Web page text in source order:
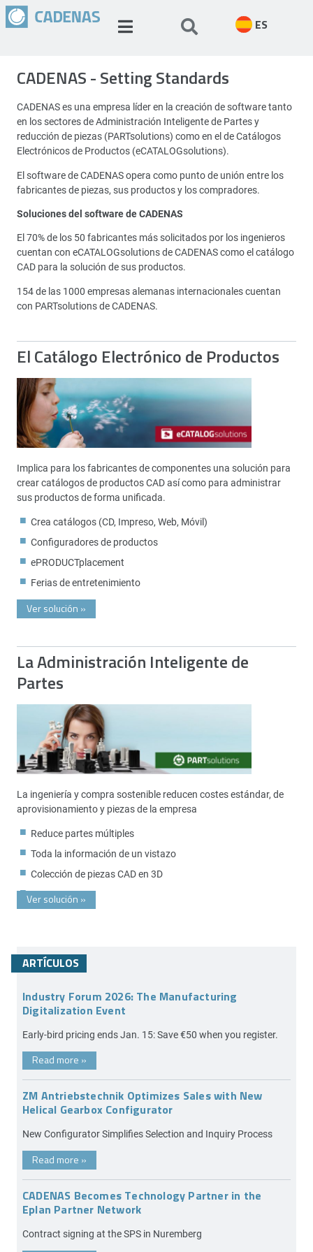
ES
CADENAS - Setting Standards
CADENAS es una empresa líder en la creación de software tanto
en los sectores de Administración Inteligente de Partes y
reducción de piezas (PARTsolutions) como en el de Catálogos
Electrónicos de Productos (eCATALOGsolutions).
El software de CADENAS opera como punto de unión entre los
fabricantes de piezas, sus productos y los compradores.
Soluciones del software de CADENAS
El 70% de los 50 fabricantes más solicitados por los ingenieros
cuentan con eCATALOGsolutions de CADENAS como el catálogo
CAD para la solución de sus productos.
154 de las 1000 empresas alemanas internacionales cuentan
con PARTsolutions de CADENAS.
El Catálogo Electrónico de Productos
Implica para los fabricantes de componentes una solución para
crear catálogos de productos CAD así como para administrar
sus productos de forma unificada.
Crea catálogos (CD, Impreso, Web, Móvil)
Configuradores de productos
ePRODUCTplacement
Ferias de entretenimiento
Ver solución »
La Administración Inteligente de
Partes
La ingeniería y compra sostenible reducen costes estándar, de
aprovisionamiento y piezas de la empresa
Reduce partes múltiples
Toda la información de un vistazo
Colección de piezas CAD en 3D
Ver solución »
ARTÍCULOS
Industry Forum 2026: The Manufacturing
Digitalization Event
Early-bird pricing ends Jan. 15: Save €50 when you register.
Read more »
ZM Antriebstechnik Optimizes Sales with New
Helical Gearbox Configurator
New Configurator Simplifies Selection and Inquiry Process
Read more »
CADENAS Becomes Technology Partner in the
Eplan Partner Network
Contract signing at the SPS in Nuremberg